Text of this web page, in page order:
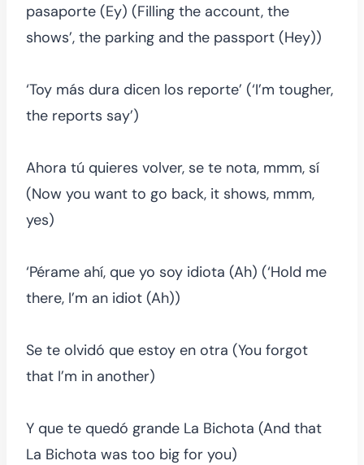
pasaporte (Ey) (Filling the account, the
shows’, the parking and the passport (Hey))
‘Toy más dura dicen los reporte’ (‘I’m tougher,
the reports say’)
Ahora tú quieres volver, se te nota, mmm, sí
(Now you want to go back, it shows, mmm,
yes)
‘Pérame ahí, que yo soy idiota (Ah) (‘Hold me
there, I’m an idiot (Ah))
Se te olvidó que estoy en otra (You forgot
that I’m in another)
Y que te quedó grande La Bichota (And that
La Bichota was too big for you)